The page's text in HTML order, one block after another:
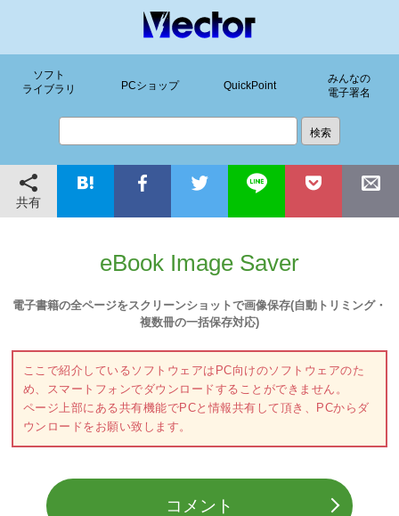
ソフト
ライブラリ
PCショップ QuickPoint
みんなの
電子署名
共有
eBook Image Saver
電子書籍の全ページをスクリーンショットで画像保存(自動トリミング・
複数冊の一括保存対応)
ここで紹介しているソフトウェアはPC向けのソフトウェアのた
め、スマートフォンでダウンロードすることができません。
ページ上部にある共有機能でPCと情報共有して頂き、PCからダ
ウンロードをお願い致します。
コメント